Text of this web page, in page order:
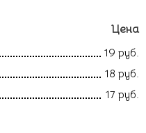
Цена
19 руб.
18 руб.
17 руб.